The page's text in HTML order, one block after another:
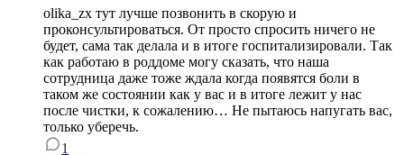
olika_zx тут лучше позвонить в скорую и
проконсультироваться. От просто спросить ничего не
будет, сама так делала и в итоге госпитализировали. Так
как работаю в роддоме могу сказать, что наша
сотрудница даже тоже ждала когда появятся боли в
таком же состоянии как у вас и в итоге лежит у нас
после чистки, к сожалению… Не пытаюсь напугать вас,
только уберечь.
1